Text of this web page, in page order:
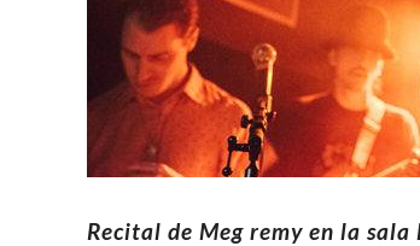
Recital de Meg remy en la